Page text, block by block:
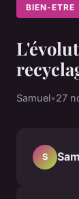
BIEN-ETRE
Samuel•27
S